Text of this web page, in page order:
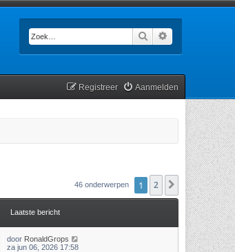
Zoek
Aanmelden
Registreer
46 onderwerpen 1 2 Volgende
Laatste bericht
door RonaldGrops
za jun 06, 2026 17:58